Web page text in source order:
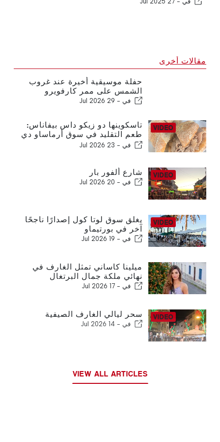
مقالات أخرى
حفلة موسيقية أخيرة عند غروب
الشمس على ممر كارفويرو
في - 29 Jul 2026
تاسكوينها دو زيكو داس بيفاناس:
طعم التقليد في سوق أرماساو دي
بيرافي - 23 Jul 2026
شارع ألفور بار
في - 20 Jul 2026
يغلق سوق لوتا كول إصدارًا ناجحًا
آخر في بورتيماو
في - 19 Jul 2026
ميلينا كاساني تمثل الغارف في
نهائي ملكة جمال البرتغال
في - 17 Jul 2026
سحر ليالي الغارف الصيفية
في - 14 Jul 2026
VIEW ALL ARTICLES